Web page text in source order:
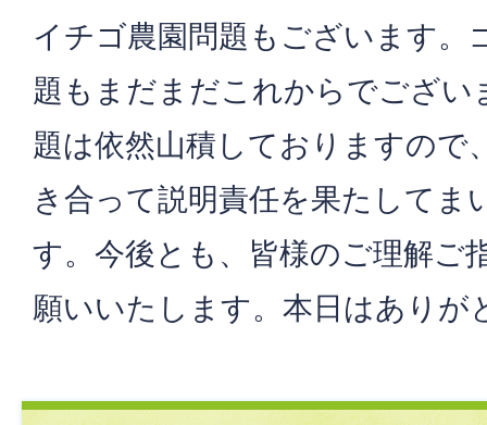
イチゴ農園問題もございます。
題もまだまだこれからでござい
題は依然山積しておりますので
き合って説明責任を果たしてま
す。今後とも、皆様のご理解ご
願いいたします。本日はありが